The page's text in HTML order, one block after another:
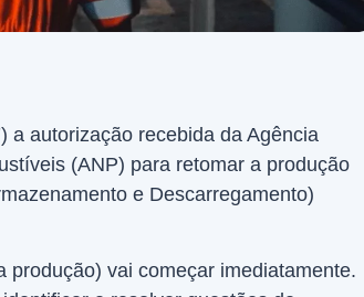
a autorização recebida da Agência
(ANP) para retomar a produção
e Descarregamento)
produção) vai começar imediatamente.